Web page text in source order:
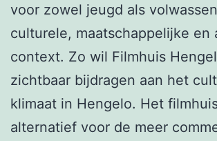
voor zowel jeugd als
culturele, maatschappelijke en
context. Zo wil Filmhuis
zichtbaar bijdragen aan het
klimaat in Hengelo. Het
alternatief voor de meer